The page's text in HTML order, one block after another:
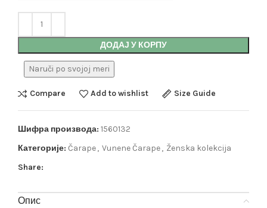
ДОДАЈ У КОРПУ
Naruči po svojoj meri
Compare Add to wishlist Size Guide
Шифра производа: 1560132
Категорије: Čarape, Vunene Čarape, Ženska kolekcija
Share:
Опис